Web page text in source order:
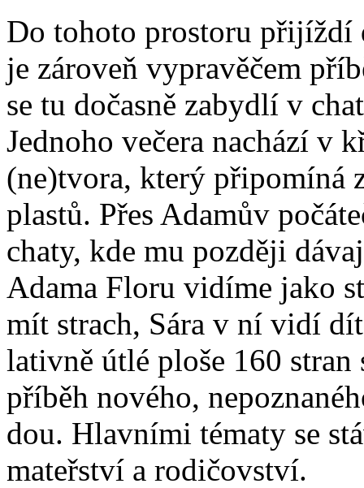
Do to­ho­to pro­sto­ru
je zá­ro­veň vy­pra­vě­čem
se tu do­čas­ně za­byd­lí v
Jed­no­ho ve­če­ra na­chá­zí v
(ne)tvora, kte­rý při­po­mí­ná
plas­tů. Přes Ada­mův
cha­ty, kde mu poz­dě­ji
Ada­ma Flo­ru vi­dí­me ja­ko
mít strach, Sá­ra v ní vi­dí
la­tiv­ně út­lé plo­še 160 stran
pří­běh no­vé­ho,
dou. Hlav­ní­mi té­ma­ty se
ma­teř­ství a ro­di­čov­ství.